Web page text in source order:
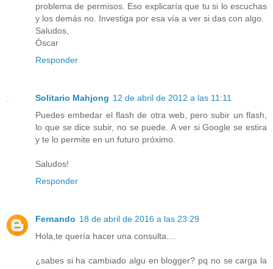
problema de permisos. Eso explicaría que tu si lo escuchas
y los demás no. Investiga por esa vía a ver si das con algo.
Saludos,
Óscar
Responder
Solitario Mahjong 12 de abril de 2012 a las 11:11
Puedes embedar el flash de otra web, pero subir un flash,
lo que se dice subir, no se puede. A ver si Google se estira
y te lo permite en un futuro próximo.
Saludos!
Responder
Fernando 18 de abril de 2016 a las 23:29
Hola,te quería hacer una consulta....
¿sabes si ha cambiado algu en blogger? pq no se carga la